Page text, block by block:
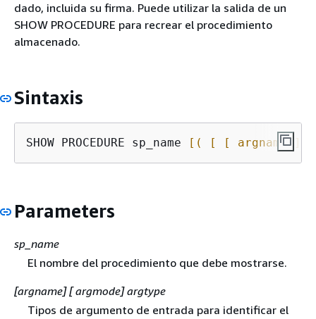
dado, incluida su firma. Puede utilizar la salida de un
SHOW PROCEDURE para recrear el procedimiento
almacenado.
Sintaxis
SHOW PROCEDURE sp_name [( [ [ argname ]
Parameters
sp_name
El nombre del procedimiento que debe mostrarse.
[argname] [ argmode] argtype
Tipos de argumento de entrada para identificar el